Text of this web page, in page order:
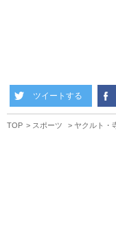
ツイートする
TOP スポーツ ヤクルト・